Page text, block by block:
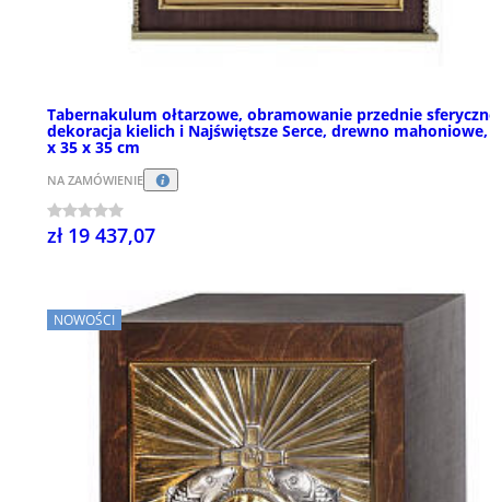
Tabernakulum ołtarzowe, obramowanie przednie
dekoracja kielich i Najświętsze Serce, drewno mahoniowe,
x 35 x 35 cm
NA ZAMÓWIENIE
zł 19 437,07
NOWOŚCI